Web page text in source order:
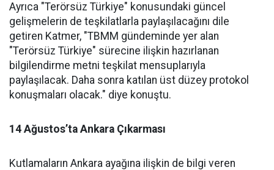
Ayrıca "Terörsüz Türkiye" konusundaki güncel
gelişmelerin de teşkilatlarla paylaşılacağını dile
getiren Katmer, "TBMM gündeminde yer alan
"Terörsüz Türkiye" sürecine ilişkin hazırlanan
bilgilendirme metni teşkilat mensuplarıyla
paylaşılacak. Daha sonra katılan üst düzey protokol
konuşmaları olacak." diye konuştu.
14 Ağustos’ta Ankara Çıkarması
Kutlamaların Ankara ayağına ilişkin de bilgi veren